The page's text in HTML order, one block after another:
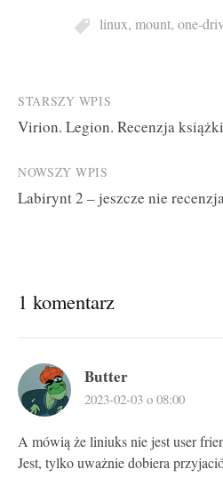
linux, mount, one-
Post
navigation
STARSZY WPIS
Virion. Legion. Recenzja
NOWSZY WPIS
Labirynt 2 – jeszcze nie recenzja
1 komentarz
Butter
2023-02-03 o 08:00
A mówią że liniuks nie jest user
Jest, tylko uważnie dobiera